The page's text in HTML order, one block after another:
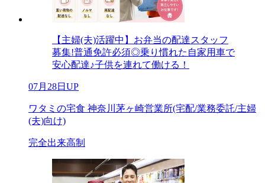
【主婦(夫)活躍中】お弁当の配達スタッフ
募集!普通免許必須◎乗り慣れた自家用車で
安心配達♪子供を連れて働ける！
07月28日UP
ワタミの宅食 神奈川茅ヶ崎営業所(宅配/業務委託/主婦
(夫)向け)
完全出来高制